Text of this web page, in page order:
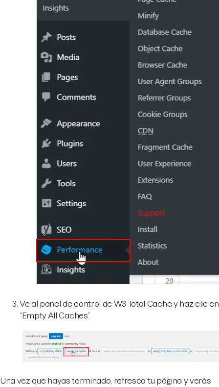
Ve al panel de control de W3 Total Cache y haz clic en
“Empty All Caches”.
Una vez que hayas terminado, refresca tu página y verás